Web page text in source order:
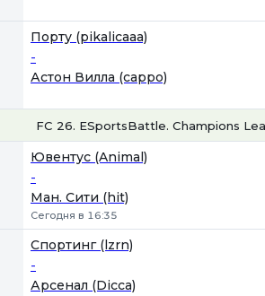
Порту (pikalicaaa)
-
Астон Вилла (cappo)
FC 26. ESportsBattle. Champions
Ювентус (Animal)
-
Ман. Сити (hit)
Сегодня в 16:35
Спортинг (lzrn)
-
Арсенал (Dicca)